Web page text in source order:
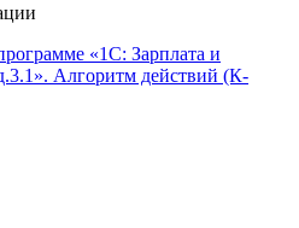
«1С: Зарплата и
Алгоритм действий (К-